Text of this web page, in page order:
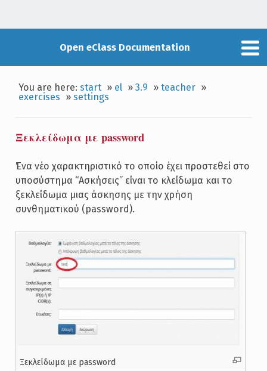
Open eClass Documentation
You are here:start » el »3.9 »teacher »
exercises »settings
Ξεκλείδωμα με password
Ένα νέο χαρακτηριστικό το οποίο έχει προστεθεί στο
υποσύστημα “Ασκήσεις” είναι το κλείδωμα και το
ξεκλείδωμα μιας άσκησης με την χρήση
συνθηματικού (password).
Ξεκλείδωμα με password